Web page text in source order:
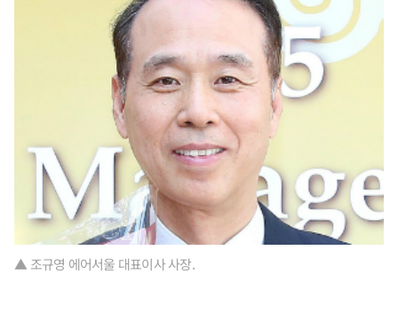
▲ 조규영 에어서울 대표이사 사장.